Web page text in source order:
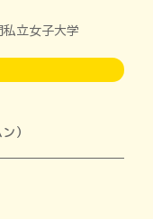
立女子大学
）